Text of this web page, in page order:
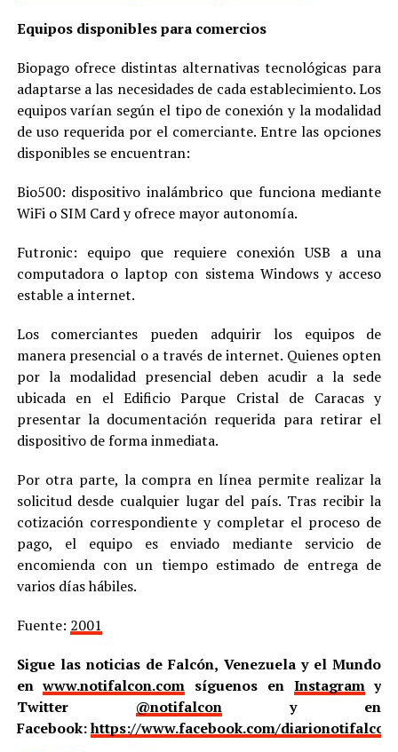
Equipos disponibles para comercios
Biopago ofrece distintas alternativas tecnológicas para
adaptarse a las necesidades de cada establecimiento. Los
equipos varían según el tipo de conexión y la modalidad
de uso requerida por el comerciante. Entre las opciones
disponibles se encuentran:
Bio500: dispositivo inalámbrico que funciona mediante
WiFi o SIM Card y ofrece mayor autonomía.
Futronic: equipo que requiere conexión USB a una
computadora o laptop con sistema Windows y acceso
estable a internet.
Los comerciantes pueden adquirir los equipos de
manera presencial o a través de internet. Quienes opten
por la modalidad presencial deben acudir a la sede
ubicada en el Edificio Parque Cristal de Caracas y
presentar la documentación requerida para retirar el
dispositivo de forma inmediata.
Por otra parte, la compra en línea permite realizar la
solicitud desde cualquier lugar del país. Tras recibir la
cotización correspondiente y completar el proceso de
pago, el equipo es enviado mediante servicio de
encomienda con un tiempo estimado de entrega de
varios días hábiles.
Fuente: 2001
Sigue las noticias de Falcón, Venezuela y el Mundo
enwww.notifalcon.com síguenos en Instagramy
Twitter @notifalcony en
Facebook:https://www.facebook.com/